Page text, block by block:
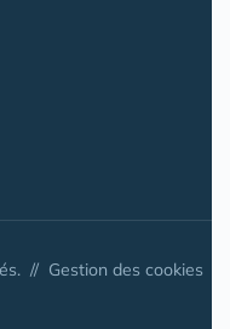
// Gestion des cookies